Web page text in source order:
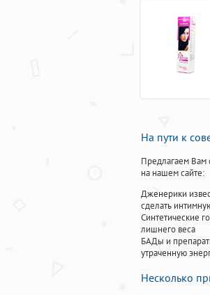
На пути к
Предлагаем Вам
на нашем сайте:
Дженерики
сделать
Синтетические
лишнего веса
БАДы и
утраченную
Несколько